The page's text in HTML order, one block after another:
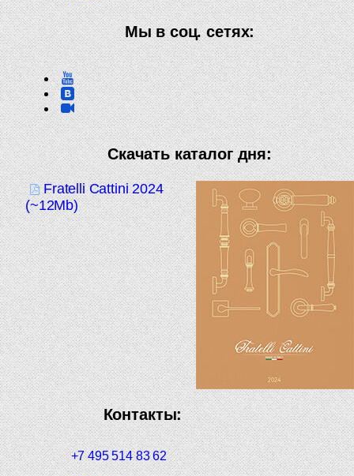
Мы в соц. сетях:
Скачать каталог дня:
Fratelli Cattini 2024
(~12Mb)
Контакты:
+7 495 514 83 62